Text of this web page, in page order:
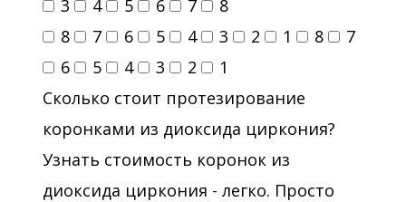
3 4 5 6 7
8
8
7 6 5 4 3 2 1 8
7
6
5 4 3 2
1
Сколько стоит протезирование
коронками из диоксида циркония?
Узнать стоимость коронок из
диоксида циркония - легко. Просто